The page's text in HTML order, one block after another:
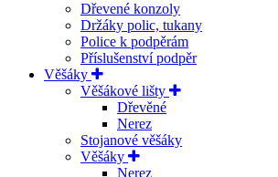
Dřevené konzoly
Držáky polic, tukany
Police k podpěrám
Příslušenství podpěr
Věšáky
Věšákové lišty
Dřevěné
Nerez
Stojanové věšáky
Věšáky
Nerez